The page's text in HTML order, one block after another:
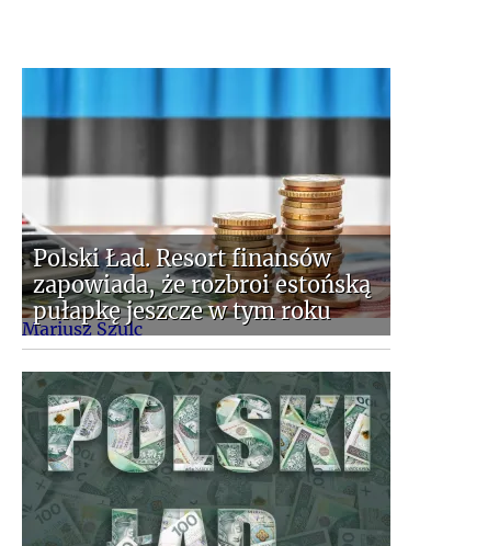
Mariusz Szulc
Polski Ład. Resort finansów
zapowiada, że rozbroi estońską
pułapkę jeszcze w tym roku